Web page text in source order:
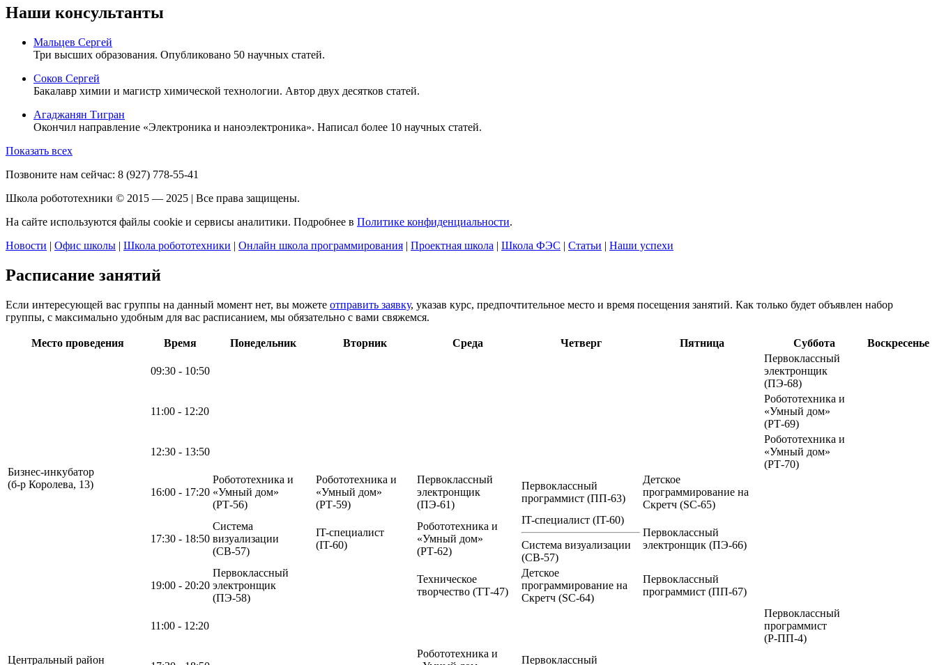
Наши консультанты
Мальцев Сергей
Три высших образования. Опубликовано 50 научных статей.
Соков Сергей
Бакалавр химии и магистр химической технологии. Автор двух десятков статей.
Агаджанян Тигран
Окончил направление «Электроника и наноэлектроника». Написал более 10 научных статей.
Показать всех
Позвоните нам сейчас: 8 (927) 778-55-41
Школа робототехники © 2015 — 2025 | Все права защищены.
На сайте используются файлы cookie и сервисы аналитики. Подробнее в Политике конфиденциальности.
Новости | Офис школы | Школа робототехники | Онлайн школа программирования | Проектная школа | Школа ФЭС | Статьи | Наши успехи
Расписание занятий
Если интересующей вас группы на данный момент нет, вы можете отправить заявку, указав курс, предпочтительное место и время посещения занятий. Как только будет объявлен набор
группы, с максимально удобным для вас расписанием, мы обязательно с вами свяжемся.
Место проведения Время Понедельник Вторник Среда Четверг Пятница Суббота Воскресенье
Бизнес-инкубатор
(б-р Королева, 13)
09:30 - 10:50
Первоклассный
электронщик
(ПЭ-68)
11:00 - 12:20
Робототехника и
«Умный дом»
(РТ-69)
12:30 - 13:50
Робототехника и
«Умный дом»
(РТ-70)
16:00 - 17:20
Робототехника и
«Умный дом»
(РТ-56)
Робототехника и
«Умный дом»
(РТ-59)
Первоклассный
электронщик
(ПЭ-61)
Первоклассный
программист (ПП-63)
Детское
программирование на
Скретч (SC-65)
17:30 - 18:50
Система
визуализации
(СВ-57)
IT-специалист
(IT-60)
Робототехника и
«Умный дом»
(РТ-62)
IT-специалист (IT-60)
Система визуализации
(СВ-57)
Первоклассный
электронщик (ПЭ-66)
19:00 - 20:20
Первоклассный
электронщик
(ПЭ-58)
Техническое
творчество (ТТ-47)
Детское
программирование на
Скретч (SC-64)
Первоклассный
программист (ПП-67)
Центральный район
11:00 - 12:20
Первоклассный
программист
(Р-ПП-4)
Робототехника и
Первоклассный